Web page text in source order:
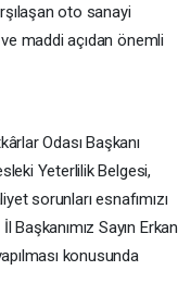
oto sanayi
maddi açıdan önemli
Odası Başkanı
Yeterlilik Belgesi,
sorunları esnafımızı
Başkanımız Sayın Erkan
konusunda